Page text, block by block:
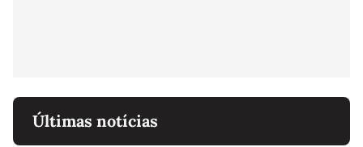
Últimas notícias